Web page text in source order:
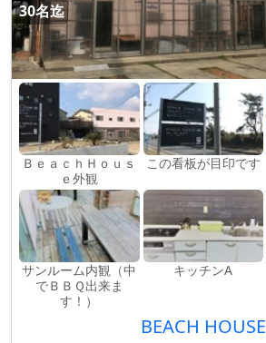
30名迄
ＢｅａｃｈＨｏｕｓ
ｅ外観
この看板が目印です
サンルーム内観（中
でＢＢＱ出来ま
す！）
キッチンA
BEACH HOUSE